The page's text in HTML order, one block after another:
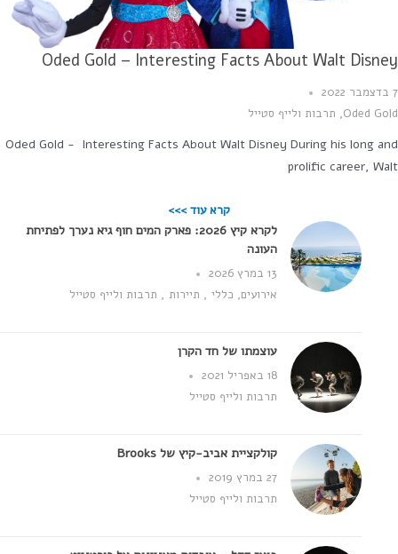
Oded Gold – Interesting Facts About Walt
Oded
,תרבות ולייף סטייל
Oded Gold - Interesting Facts About Walt Disney During his long
prolific career,
קרא עוד >>>
לקרא קיץ 2026: פארק המים חוף גיא נערך לפתיחת
העונה
13 במרץ 2026
אירועים,כללי , תיירות , תרבות ולייף סטייל
עוצמתו של חד הקרן
18 באפריל 2021
תרבות ולייף סטייל
קולקציית אביב-קיץ של Brooks
27 במרץ 2019
תרבות ולייף סטייל